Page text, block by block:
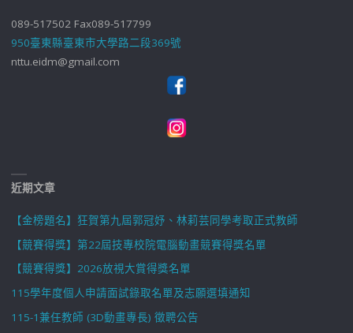
089-517502 Fax089-517799
950臺東縣臺東市大學路二段369號
nttu.eidm@gmail.com
近期文章
【金榜題名】狂賀第九屆郭冠妤、林莉芸同學考取正式教師
【競賽得獎】第22屆技專校院電腦動畫競賽得獎名單
【競賽得獎】2026放視大賞得獎名單
115學年度個人申請面試錄取名單及志願選填通知
115-1兼任教師 (3D動畫專長) 徵聘公告